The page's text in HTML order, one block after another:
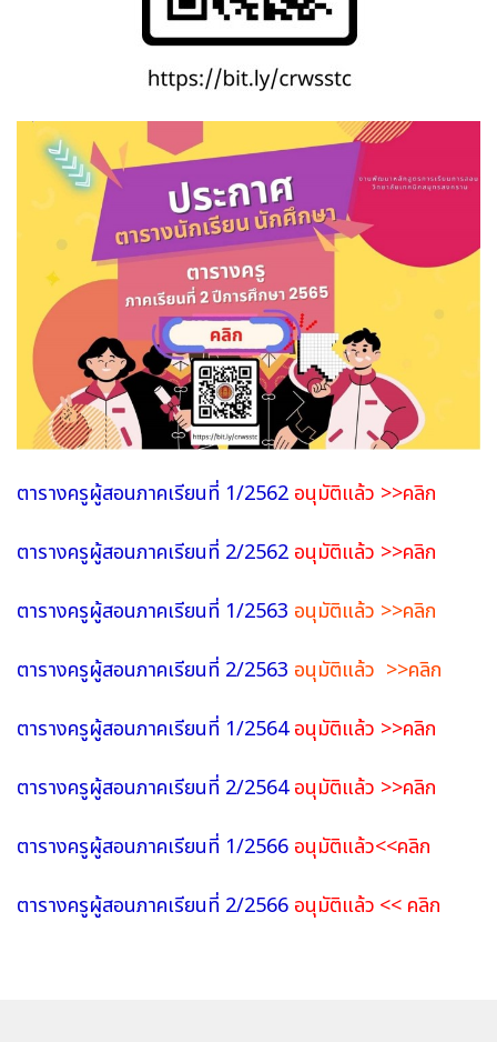
ตารางครูผู้สอนภาคเรียนที่ 1/2562 อนุมัติแล้ว >>คลิก
ตารางครูผู้สอนภาคเรียนที่ 2/2562 อนุมัติแล้ว >>คลิก
ตารางครูผู้สอนภาคเรียนที่ 1/2563 อนุมัติแล้ว >>คลิก
ตารางครูผู้สอนภาคเรียนที่ 2/2563 อนุมัติแล้ว >>คลิก
ตารางครูผู้สอนภาคเรียนที่ 1/2564อนุมัติแล้ว >>คลิก
ตารางครูผู้สอนภาคเรียนที่ 2/2564อนุมัติแล้ว >>คลิก
ตารางครูผู้สอนภาคเรียนที่ 1/2566 อนุมัติแล้ว<<คลิก
ตารางครูผู้สอนภาคเรียนที่ 2/2566 อนุมัติแล้ว << คลิก